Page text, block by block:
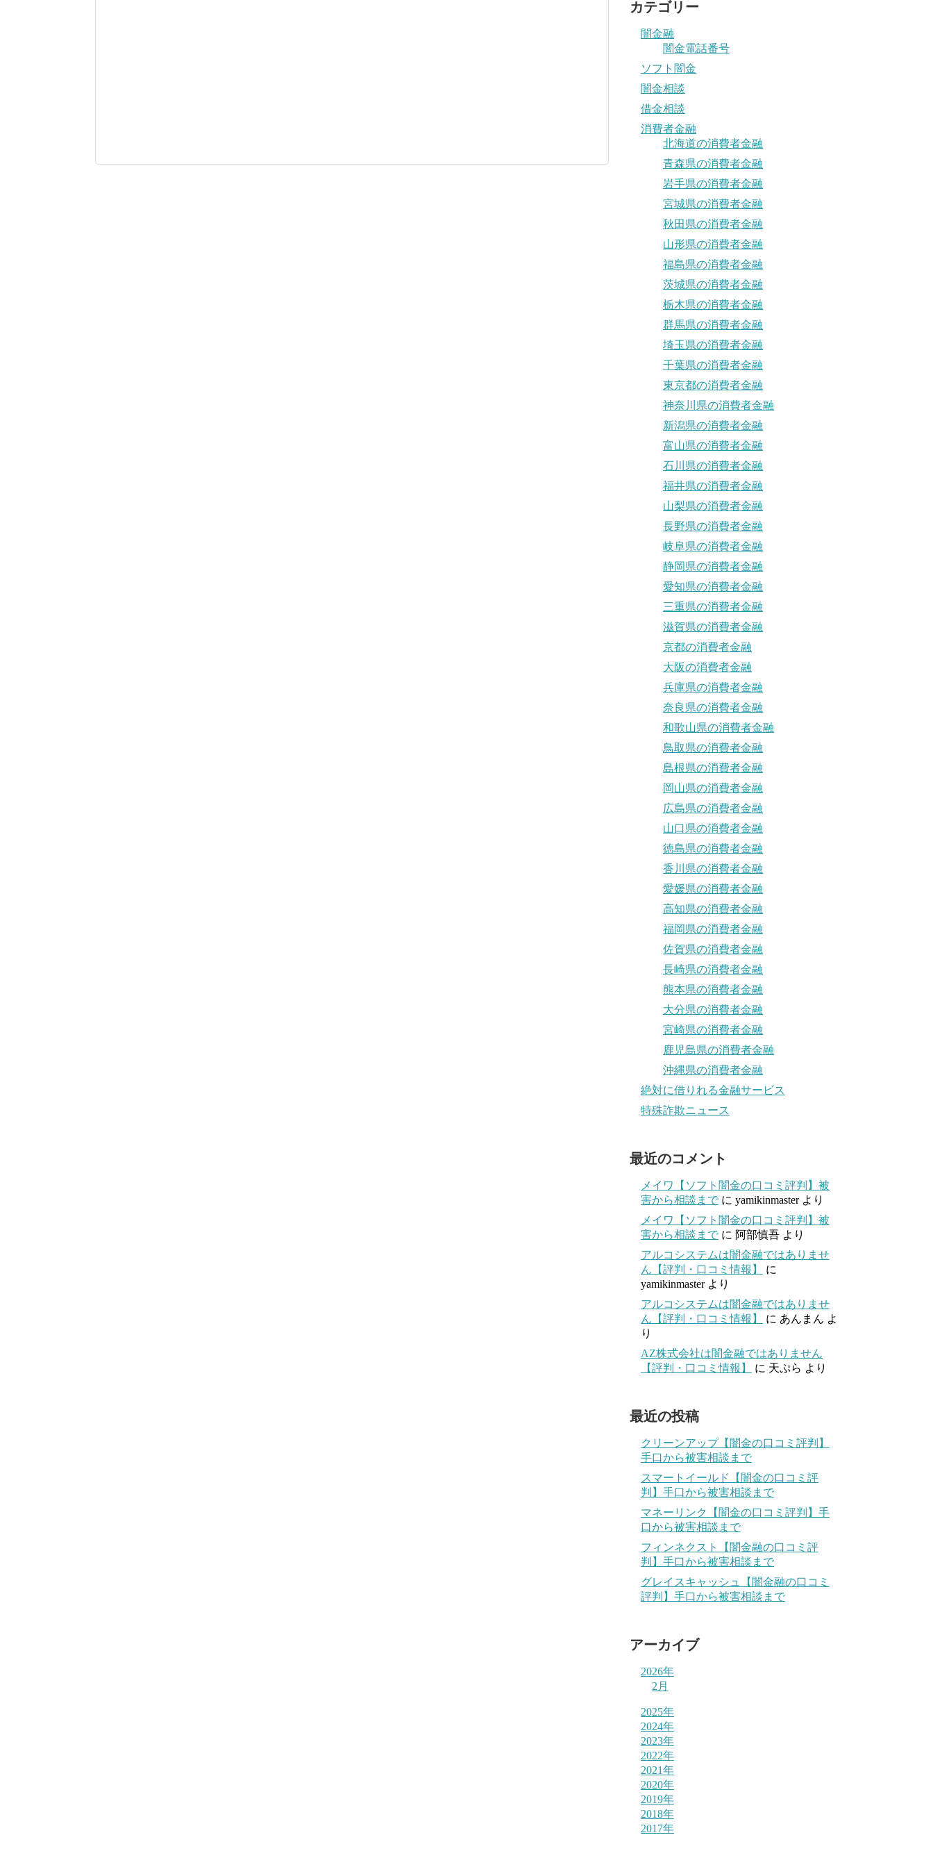
カテゴリー
闇金融
闇金電話番号
ソフト闇金
闇金相談
借金相談
消費者金融
北海道の消費者金融
青森県の消費者金融
岩手県の消費者金融
宮城県の消費者金融
秋田県の消費者金融
山形県の消費者金融
福島県の消費者金融
茨城県の消費者金融
栃木県の消費者金融
群馬県の消費者金融
埼玉県の消費者金融
千葉県の消費者金融
東京都の消費者金融
神奈川県の消費者金融
新潟県の消費者金融
富山県の消費者金融
石川県の消費者金融
福井県の消費者金融
山梨県の消費者金融
長野県の消費者金融
岐阜県の消費者金融
静岡県の消費者金融
愛知県の消費者金融
三重県の消費者金融
滋賀県の消費者金融
京都の消費者金融
大阪の消費者金融
兵庫県の消費者金融
奈良県の消費者金融
和歌山県の消費者金融
鳥取県の消費者金融
島根県の消費者金融
岡山県の消費者金融
広島県の消費者金融
山口県の消費者金融
徳島県の消費者金融
香川県の消費者金融
愛媛県の消費者金融
高知県の消費者金融
福岡県の消費者金融
佐賀県の消費者金融
長崎県の消費者金融
熊本県の消費者金融
大分県の消費者金融
宮崎県の消費者金融
鹿児島県の消費者金融
沖縄県の消費者金融
絶対に借りれる金融サービス
特殊詐欺ニュース
最近のコメント
メイワ【ソフト闇金の口コミ評判】被
害から相談まで に yamikinmasterより
メイワ【ソフト闇金の口コミ評判】被
害から相談まで に 阿部慎吾 より
アルコシステムは闇金融ではありませ
ん【評判・口コミ情報】
に
yamikinmasterより
アルコシステムは闇金融ではありませ
ん【評判・口コミ情報】
に あんまん よ
り
AZ株式会社は闇金融ではありません
【評判・口コミ情報】
に 天ぷら より
最近の投稿
クリーンアップ【闇金の口コミ評判】
手口から被害相談まで
スマートイールド【闇金の口コミ評
判】手口から被害相談まで
マネーリンク【闇金の口コミ評判】手
口から被害相談まで
フィンネクスト【闇金融の口コミ評
判】手口から被害相談まで
グレイスキャッシュ【闇金融の口コミ
評判】手口から被害相談まで
アーカイブ
2026年
2月
2025年
2024年
2023年
2022年
2021年
2020年
2019年
2018年
2017年